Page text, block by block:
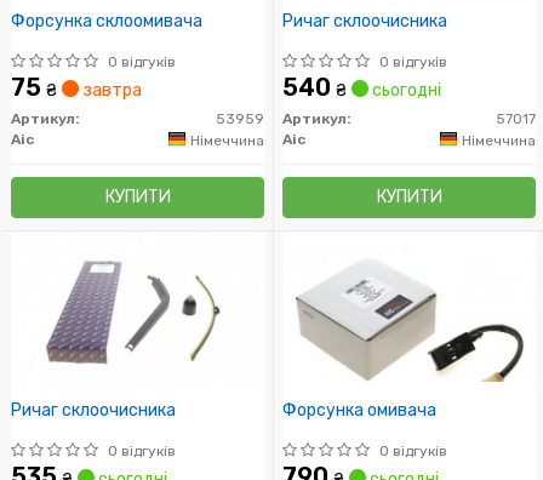
Форсунка склоомивача
0 відгуків
75 ₴ завтра
Артикул:
53959
Aic
Німеччина
КУПИТИ
Ричаг склоочисника
0 відгуків
540 ₴ сьогодні
Артикул:
57017
Aic
Німеччина
КУПИТИ
Ричаг склоочисника
0 відгуків
Форсунка омивача
0 відгуків